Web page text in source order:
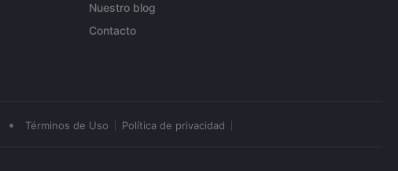
Nuestro blog
Contacto
• Términos de Uso Política de privacidad